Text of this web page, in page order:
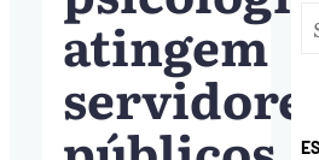
atingem
servidores